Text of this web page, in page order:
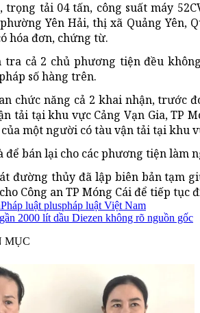
trọng tải 04 tấn, công suất máy
Yên Hải, thị xã Quảng Yên,
hóa đơn, chứng từ.
cả 2 chủ phương tiện đều
số hàng trên.
chức năng cả 2 khai nhận, trước
tải tại khu vực Cảng Vạn Gia, TP
một người có tàu vận tải tại khu
để bán lại cho các phương tiện
đường thủy đã lập biên bản tạm
Công an TP Móng Cái để tiếp tục
Pháp luật pluspháp luật Việt Nam
2000 lít dầu Diezen không rõ nguồn gốc
MỤC